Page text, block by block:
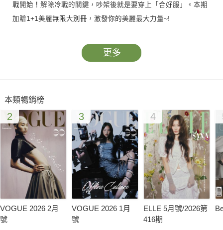
戰開始！解除冷戰的關鍵，吵架後就是要穿上「合好服」。本期
加贈1+1美麗無限大別冊，激發你的美麗最大力量~!
更多
本類暢銷榜
2
VOGUE 2026 2月
號
3
VOGUE 2026 1月
號
4
ELLE 5月號/2026第
416期